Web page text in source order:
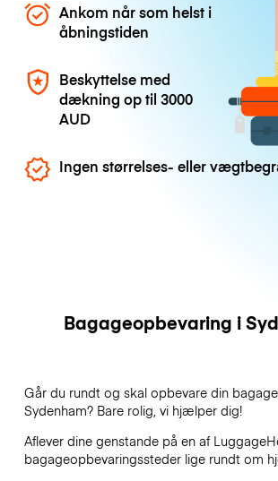
Ankom når som helst i
åbningstiden
Beskyttelse med
dækning op til3000
AUD
Ingen størrelses- eller
Bagageopbevaring i
Går du rundt og skal opbevare din
Sydenham? Bare rolig, vi hjælper dig!
Aflever dine genstande på en af
bagageopbevaringssteder lige rundt om